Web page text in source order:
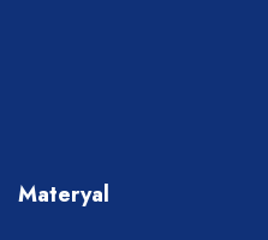
Materyal